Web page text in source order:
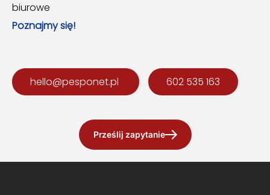
biurowe
Poznajmy się!
hello@pesponet.pl 602 535 163
Prześlij zapytanie